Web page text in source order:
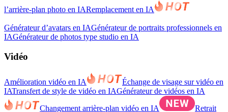
l’arrière-plan photo en IARemplacement en IA
Générateur d’avatars en IAGénérateur de portraits professionnels en
IAGénérateur de photos type studio en IA
Vidéo
Amélioration vidéo en IA
Échange de visage sur vidéo en
IATransfert de style de vidéo en IAGénérateur de vidéos en IA
Changement arrière-plan vidéo en IA
Retrait